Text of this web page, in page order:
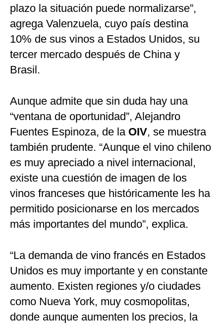
plazo la situación puede normalizarse”,
agrega Valenzuela, cuyo país destina
10% de sus vinos a Estados Unidos, su
tercer mercado después de China y
Brasil.
Aunque admite que sin duda hay una
“ventana de oportunidad”, Alejandro
Fuentes Espinoza, de la OIV, se muestra
también prudente. “Aunque el vino chileno
es muy apreciado a nivel internacional,
existe una cuestión de imagen de los
vinos franceses que históricamente les ha
permitido posicionarse en los mercados
más importantes del mundo”, explica.
“La demanda de vino francés en Estados
Unidos es muy importante y en constante
aumento. Existen regiones y/o ciudades
como Nueva York, muy cosmopolitas,
donde aunque aumenten los precios, la